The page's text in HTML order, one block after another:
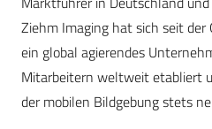
Ziehm Imaging hat sich seit
ein global agierendes
Mitarbeitern weltweit etabliert
der mobilen Bildgebung stets